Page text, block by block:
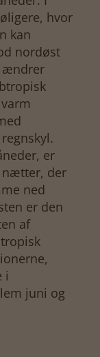
hvor
kan
nordøst
ændrer
er
nætter, der
ned
er den
af
i
juni og